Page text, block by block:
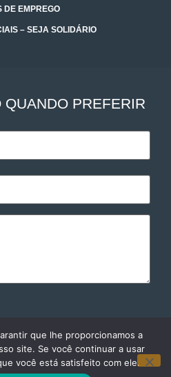
DE EMPREGO
– SEJA SOLIDÁRIO
QUANDO PREFERIR
que lhe proporcionamos a
site. Se você continuar a usar
você está satisfeito com ele.